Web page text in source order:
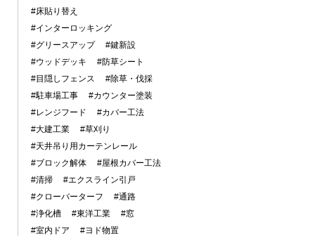
#床貼り替え
#インターロッキング
#グリースアップ
#鍵新設
#ウッドデッキ
#防草シート
#目隠しフェンス
#除草・伐採
#駐車場工事
#カウンター塗装
#レンジフード
#カバー工法
#大建工業
#草刈り
#天井吊り用カーテンレール
#ブロック解体
#屋根カバー工法
#清掃
#エクスライン引戸
#クローバーターフ
#通路
#浄化槽
#東洋工業
#窓
#室内ドア
#ヨド物置